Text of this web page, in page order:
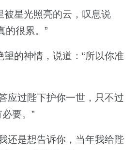
星光照亮的云，叹息说
的很累。”
的神情，说道：“所以你准
应过陛下护你一世，只不过
要。”
还是想告诉你，当年我给陛